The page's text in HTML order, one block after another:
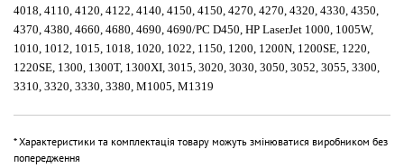
4018, 4110, 4120, 4122, 4140, 4150, 4150, 4270, 4270, 4320, 4330, 4350,
4370, 4380, 4660, 4680, 4690, 4690/PC D450, HP LaserJet 1000, 1005W,
1010, 1012, 1015, 1018, 1020, 1022, 1150, 1200, 1200N, 1200SE, 1220,
1220SE, 1300, 1300T, 1300XI, 3015, 3020, 3030, 3050, 3052, 3055, 3300,
3310, 3320, 3330, 3380, M1005, M1319
* Характеристики та комплектація товару можуть змінюватися виробником без
попередження